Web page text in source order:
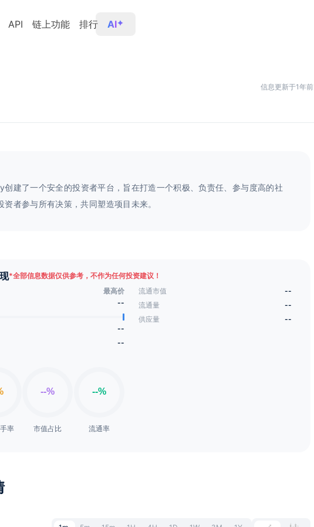
API 链上功能 排行 AI
信息更新于1年前
创建了一个安全的投资者平台，旨在打造一个积极、负责任、参与度高的社
资者参与所有决策，共同塑造项目未来。
*全部信息数据仅供参考，不作为任何投资建议！
最高价
--
--
--
率 市值占比 流通率
流通市值
--
流通量
--
供应量
--